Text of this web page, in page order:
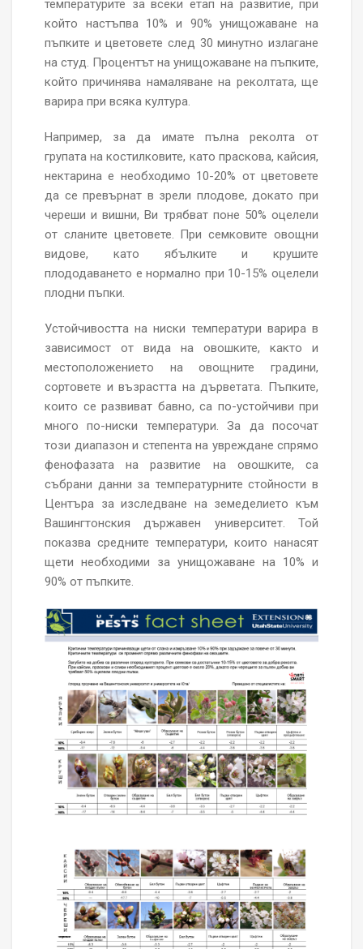
температурите за всеки етап на развитие, при
който настъпва 10% и 90% унищожаване на
пъпките и цветовете след 30 минутно излагане
на студ. Процентът на унищожаване на пъпките,
който причинява намаляване на реколтата, ще
варира при всяка култура.
Например, за да имате пълна реколта от
групата на костилковите, като праскова, кайсия,
нектарина е необходимо 10-20% от цветовете
да се превърнат в зрели плодове, докато при
череши и вишни, Ви трябват поне 50% оцелели
от сланите цветовете. При семковите овощни
видове, като ябълките и крушите
плододаването е нормално при 10-15% оцелели
плодни пъпки.
Устойчивостта на ниски температури варира в
зависимост от вида на овошките, както и
местоположението на овощните градини,
сортовете и възрастта на дърветата. Пъпките,
които се развиват бавно, са по-устойчиви при
много по-ниски температури. За да посочат
този диапазон и степента на увреждане спрямо
фенофазата на развитие на овошките, са
събрани данни за температурните стойности в
Центъра за изследване на земеделието към
Вашингтонския държавен университет. Той
показва средните температури, които нанасят
щети необходими за унищожаване на 10% и
90% от пъпките.